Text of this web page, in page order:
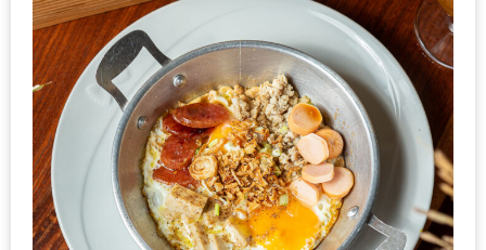
ทุก
คน
ต้อง
มา
พบ
สินค้า
เรื่อง
บ้าน